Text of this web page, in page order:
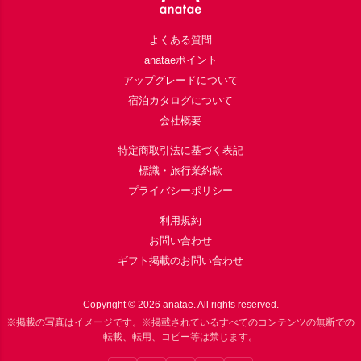
よくある質問
anataeポイント
アップグレードについて
宿泊カタログについて
会社概要
特定商取引法に基づく表記
標識・旅行業約款
プライバシーポリシー
利用規約
お問い合わせ
ギフト掲載のお問い合わせ
Copyright © 2026 anatae. All rights reserved.
※掲載の写真はイメージです。※掲載されているすべてのコンテンツの無断での
転載、転用、コピー等は禁じます。